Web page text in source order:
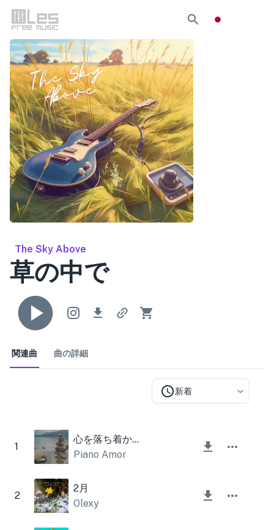
The Sky Above
草の中で
関連曲 曲の詳細
新着
1
心を落ち着かせる
Piano Amor
2
2月
Olexy